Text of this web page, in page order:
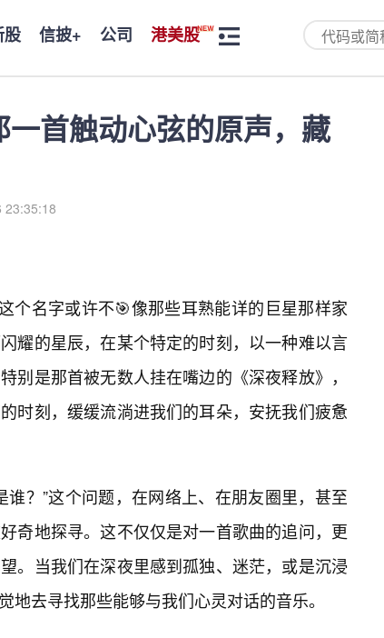
股 信披+ 公司 港美股
首触动心弦的原声，藏
23:35:18
个名字或许不🎯像那些耳熟能详的巨星那样家
耀的星辰，在某个特定的时刻，以一种难以言
别是那首被无数人挂在嘴边的《深夜释放》，
时刻，缓缓流淌进我们的耳朵，安抚我们疲惫
？”这个问题，在网络上、在朋友圈里，甚至
奇地探寻。这不仅仅是对一首歌曲的追问，更
。当我们在深夜里感到孤独、迷茫，或是沉浸
去寻找那些能够与我们心灵对话的音乐。